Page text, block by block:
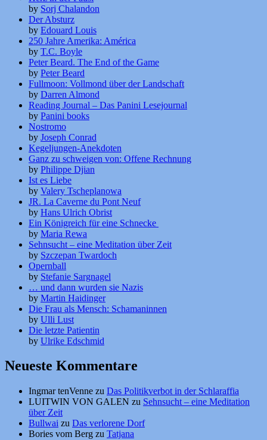
by Sorj Chalandon
Der Absturz
by Edouard Louis
250 Jahre Amerika: América
by T.C. Boyle
Peter Beard. The End of the Game
by Peter Beard
Fullmoon: Vollmond über der Landschaft
by Darren Almond
Reading Journal – Das Panini Lesejournal
by Panini books
Nostromo
by Joseph Conrad
Kegeljungen-Anekdoten
Ganz zu schweigen von: Offene Rechnung
by Philippe Djian
Ist es Liebe
by Valery Tscheplanowa
JR. La Caverne du Pont Neuf
by Hans Ulrich Obrist
Ein Königreich für eine Schnecke
by Maria Rewa
Sehnsucht – eine Meditation über Zeit
by Szczepan Twardoch
Opernball
by Stefanie Sargnagel
… und dann wurden sie Nazis
by Martin Haidinger
Die Frau als Mensch: Schamaninnen
by Ulli Lust
Die letzte Patientin
by Ulrike Edschmid
Neueste Kommentare
Ingmar tenVenne zu Das Politikverbot in der Schlaraffia
LUITWIN VON GALEN zu Sehnsucht – eine Meditation
über Zeit
Bullwai zu Das verlorene Dorf
Bories vom Berg zu Tatjana